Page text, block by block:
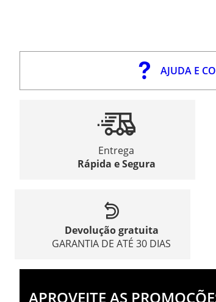
AJUDA E
Entrega
Rápida e Segura
Devolução gratuita
GARANTIA DE ATÉ 30 DIAS
APROVEITE AS